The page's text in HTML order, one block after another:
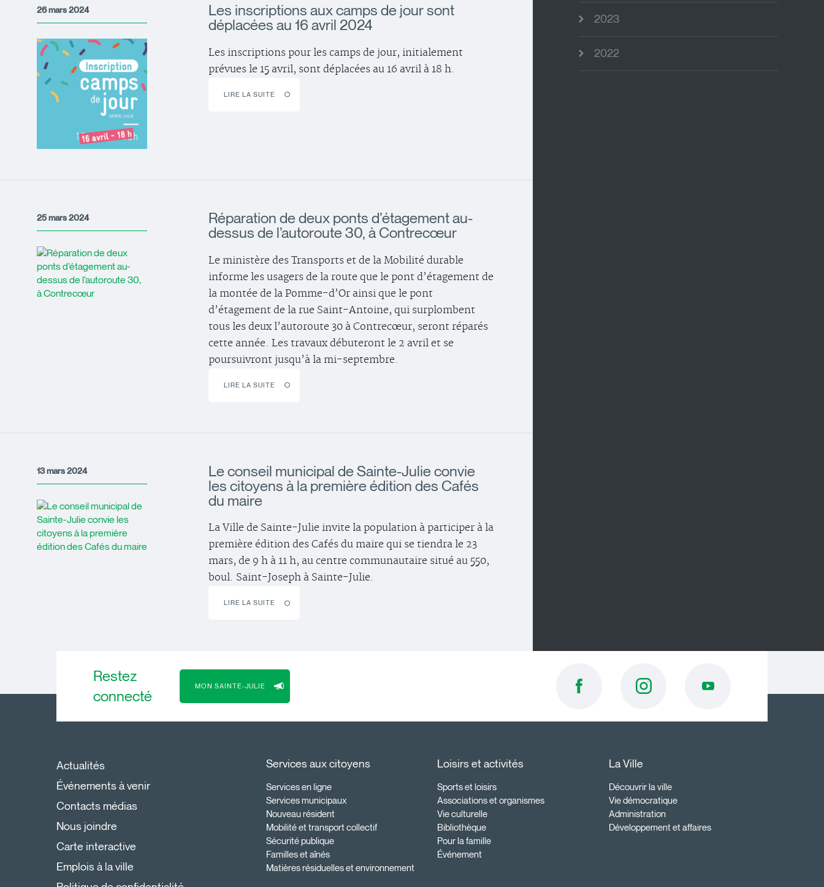
26 mars 2024
Les inscriptions aux camps de jour sont
déplacées au 16 avril 2024
Les inscriptions pour les camps de jour, initialement
prévues le 15 avril, sont déplacées au 16 avril à 18 h.
LIRE LA SUITE
25 mars 2024
Réparation de deux ponts d’étagement au-
dessus de l’autoroute 30, à Contrecœur
Le ministère des Transports et de la Mobilité durable
informe les usagers de la route que le pont d’étagement de
la montée de la Pomme-d’Or ainsi que le pont
d’étagement de la rue Saint-Antoine, qui surplombent
tous les deux l’autoroute 30 à Contrecœur, seront réparés
cette année. Les travaux débuteront le 2 avril et se
poursuivront jusqu’à la mi-septembre.
LIRE LA SUITE
13 mars 2024
Le conseil municipal de Sainte-Julie convie
les citoyens à la première édition des Cafés
du maire
La Ville de Sainte-Julie invite la population à participer à la
première édition des Cafés du maire qui se tiendra le 23
mars, de 9 h à 11 h, au centre communautaire situé au 550,
boul. Saint-Joseph à Sainte-Julie.
LIRE LA SUITE
2023
2022
Restez
connecté
MON SAINTE-JULIE
Actualités
Événements à venir
Contacts médias
Nous joindre
Carte interactive
Emplois à la ville
Services aux citoyens
Services en ligne
Services municipaux
Nouveau résident
Mobilité et transport collectif
Sécurité publique
Familles et aînés
Matières résiduelles et environnement
Loisirs et activités
Sports et loisirs
Associations et organismes
Vie culturelle
Bibliothèque
Pour la famille
Événement
La Ville
Découvrir la ville
Vie démocratique
Administration
Développement et affaires